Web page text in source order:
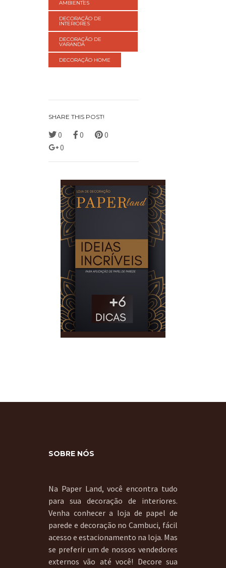
AMBIENTES
DECORAÇÃO DE
INTERIORES
DECORAÇÃO DE
VARANDA
DECORAÇÃO HOME
SHARE THIS POST!
0 0
0
0
SOBRE NÓS
Na Paper Land, você encontra tudo
para sua decoração de interiores.
Venha conhecer a loja de papel de
parede e decoração no Cambuci, fácil
acesso e estacionamento na loja. Mas
se preferir um de nossos vendedores
externos vão até você! Decore sua